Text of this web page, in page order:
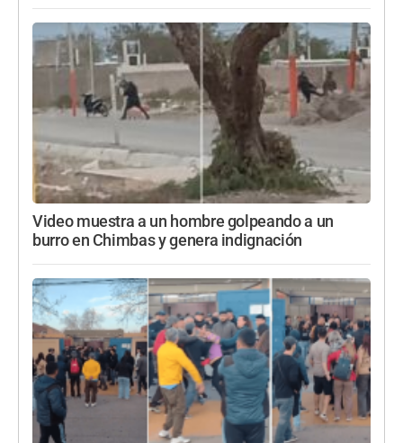
Video muestra a un hombre golpeando a un
burro en Chimbas y genera indignación